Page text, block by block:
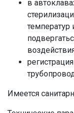
в
температур
Имеется